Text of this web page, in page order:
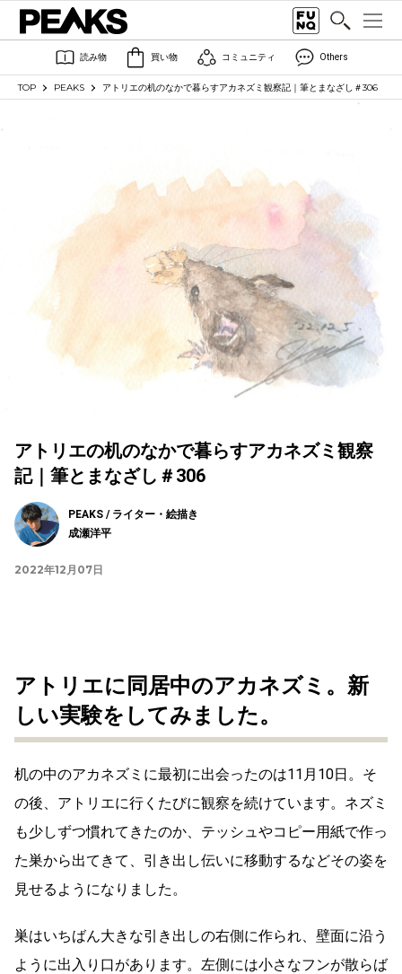
読み物 買い物 コミュニティ Others
TOP PEAKS アトリエの机のなかで暮らすアカネズミ観察記｜筆とまなざし＃306
アトリエの机のなかで暮らすアカネズミ観察
記｜筆とまなざし＃306
PEAKS / ライター・絵描き
成瀬洋平
2022年12月07日
アトリエに同居中のアカネズミ。新
しい実験をしてみました。
机の中のアカネズミに最初に出会ったのは11月10日。そ
の後、アトリエに行くたびに観察を続けています。ネズミ
も少しずつ慣れてきたのか、テッシュやコピー用紙で作っ
た巣から出てきて、引き出し伝いに移動するなどその姿を
見せるようになりました。
巣はいちばん大きな引き出しの右側に作られ、壁面に沿う
ように出入り口があります。左側には小さなフンが散らば